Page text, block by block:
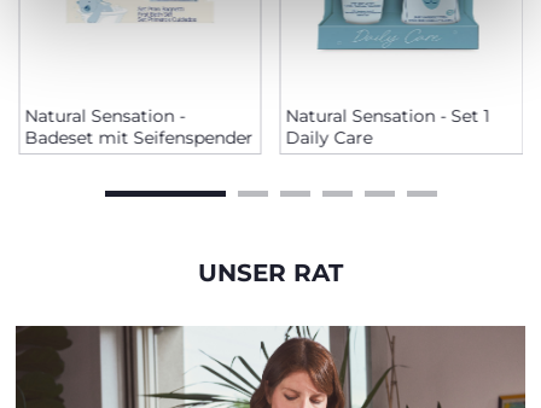
Natural Sensation -
Badeset mit Seifenspender
Natural Sensation - Set 1
Daily Care
UNSER RAT